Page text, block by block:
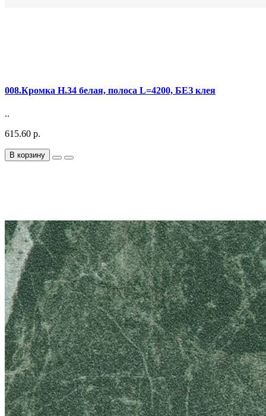
008.Кромка Н.34 белая, полоса L=4200, БЕЗ клея
..
615.60 р.
В корзину